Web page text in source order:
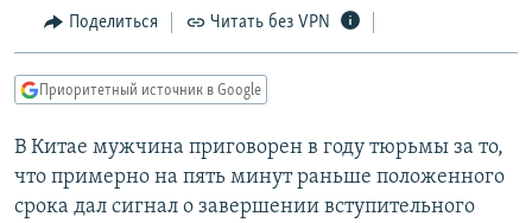
навигации
Вернутся
IDEL.РЕАЛИИ
КАВКАЗ.РЕАЛИИ
СИБИРЬ.РЕАЛИИ
РАСПИСАНИЕ ВЕЩАНИЯ
Поделиться Читать без VPN
Приоритетный источник в Google
В Китае мужчина приговорен в году тюрьмы за то,
что примерно на пять минут раньше положенного
срока дал сигнал о завершении вступительного